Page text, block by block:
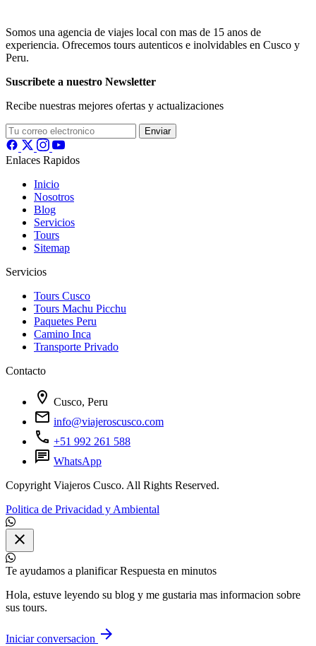
Somos una agencia de viajes local con mas de 15 anos de
experiencia. Ofrecemos tours autenticos e inolvidables en Cusco y
Peru.
Suscribete a nuestro Newsletter
Recibe nuestras mejores ofertas y actualizaciones
Enviar
Enlaces Rapidos
Inicio
Nosotros
Blog
Servicios
Tours
Sitemap
Servicios
Tours Cusco
Tours Machu Picchu
Paquetes Peru
Camino Inca
Transporte Privado
Contacto
location_on Cusco, Peru
mail info@viajeroscusco.com
call +51 992 261 588
chat WhatsApp
Copyright Viajeros Cusco. All Rights Reserved.
Politica de Privacidad y Ambiental
close
Te ayudamos a planificar Respuesta en minutos
Hola, estuve leyendo su blog y me gustaria mas informacion sobre
sus tours.
Iniciar conversacion arrow_forward